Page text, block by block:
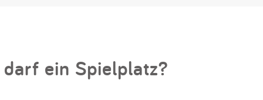
ein Spielplatz?